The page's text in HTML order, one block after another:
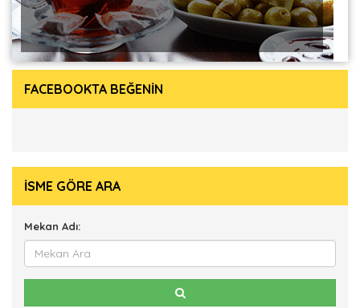
FACEBOOKTA BEĞENİN
İSME GÖRE ARA
Mekan Adı: